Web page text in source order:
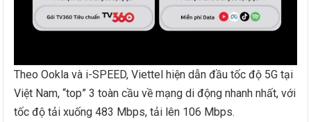
Theo Ookla và i-SPEED, Viettel hiện dẫn đầu tốc độ 5G tại
Việt Nam, “top” 3 toàn cầu về mạng di động nhanh nhất, với
tốc độ tải xuống 483 Mbps, tải lên 106 Mbps.